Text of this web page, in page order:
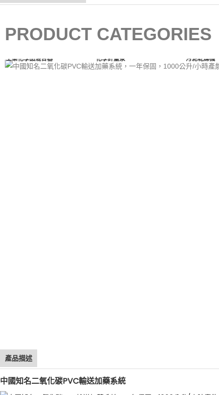
PRODUCT CATEGORIES
工業化學品混合器 化學計量泵 污泥乾燥機
產品描述
中國知名二氧化碳PVC輸送加藥系統